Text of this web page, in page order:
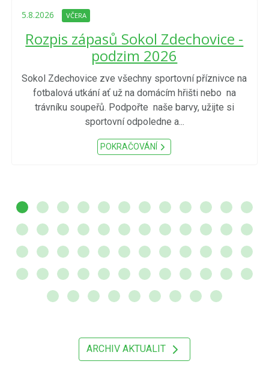
5.8.2026 VČERA
Rozpis zápasů Sokol Zdechovice -
podzim 2026
Sokol Zdechovice zve všechny sportovní příznivce na
fotbalová utkání ať už na domácím hřišti nebo na
trávníku soupeřů. Podpořte naše barvy, užijte si
sportovní odpoledne a...
POKRAČOVÁNÍ
ARCHIV AKTUALIT